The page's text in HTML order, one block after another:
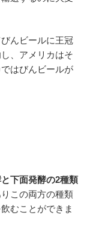
んビールに王冠
、アメリカはそ
はびんビールが
と下面発酵の2種類
この両方の種類
むことができま